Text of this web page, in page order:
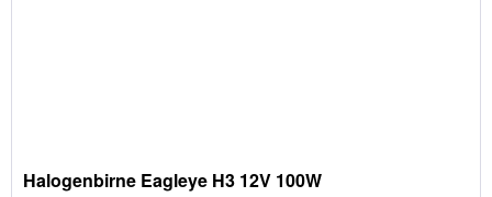
Halogenbirne Eagleye H3 12V 100W